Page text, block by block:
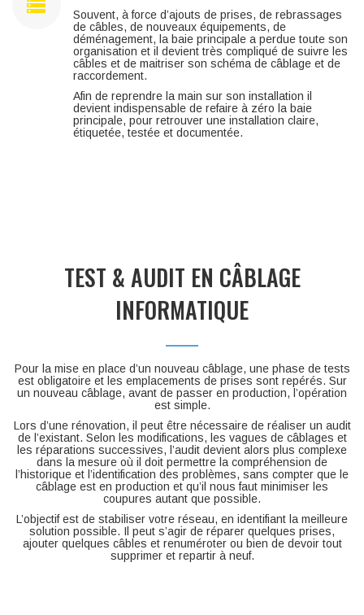
Souvent, à force d’ajouts de prises, de rebrassages
de câbles, de nouveaux équipements, de
déménagement, la baie principale a perdue toute son
organisation et il devient très compliqué de suivre les
câbles et de maitriser son schéma de câblage et de
raccordement.
Afin de reprendre la main sur son installation il
devient indispensable de refaire à zéro la baie
principale, pour retrouver une installation claire,
étiquetée, testée et documentée.
TEST & AUDIT EN CÂBLAGE
INFORMATIQUE
Pour la mise en place d’un nouveau câblage, une phase de tests
est obligatoire et les emplacements de prises sont repérés. Sur
un nouveau câblage, avant de passer en production, l’opération
est simple.
Lors d’une rénovation, il peut être nécessaire de réaliser un audit
de l’existant. Selon les modifications, les vagues de câblages et
les réparations successives, l’audit devient alors plus complexe
dans la mesure où il doit permettre la compréhension de
l’historique et l’identification des problèmes, sans compter que le
câblage est en production et qu’il nous faut minimiser les
coupures autant que possible.
L’objectif est de stabiliser votre réseau, en identifiant la meilleure
solution possible. Il peut s’agir de réparer quelques prises,
ajouter quelques câbles et renuméroter ou bien de devoir tout
supprimer et repartir à neuf.